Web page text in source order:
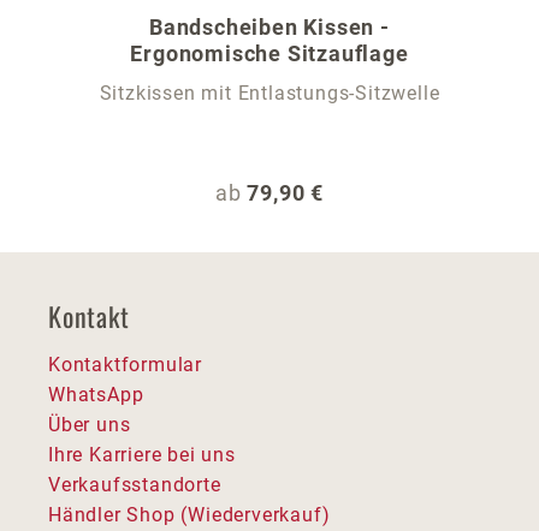
Bandscheiben Kissen -
Ergonomische Sitzauflage
Sitzkissen mit Entlastungs-Sitzwelle
Regulärer Preis:
ab79,90 €
Kontakt
Kontaktformular
WhatsApp
Über uns
Ihre Karriere bei uns
Verkaufsstandorte
Händler Shop (Wiederverkauf)